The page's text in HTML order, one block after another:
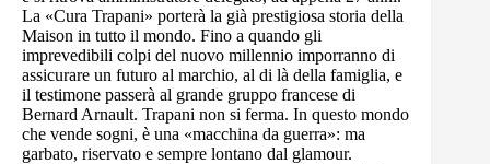
La «Cura Trapani» porterà la già prestigiosa storia della
Maison in tutto il mondo. Fino a quando gli
imprevedibili colpi del nuovo millennio imporranno di
assicurare un futuro al marchio, al di là della famiglia, e
il testimone passerà al grande gruppo francese di
Bernard Arnault. Trapani non si ferma. In questo mondo
che vende sogni, è una «macchina da guerra»: ma
garbato, riservato e sempre lontano dal glamour.